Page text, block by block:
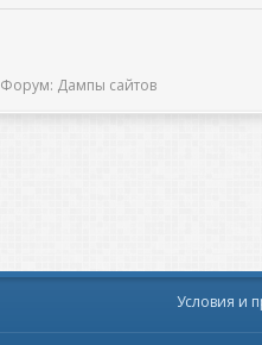
Форум: Дампы сайтов
Условия и